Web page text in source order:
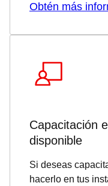
Obtén más
Capacitación
disponible
Si deseas
hacerlo en tus